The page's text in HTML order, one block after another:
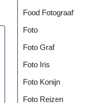
Food Fotograaf
Foto
Foto Graf
Foto Iris
Foto Konijn
Foto Reizen